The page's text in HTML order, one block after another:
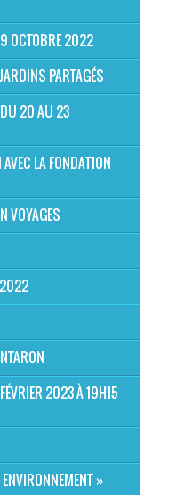
OCTOBRE 2022
PARTAGÉS
DU 20 AU 23
LA FONDATION
VOYAGES
2022
2023 À 19H15
»